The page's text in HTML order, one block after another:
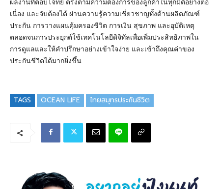
ผลงานที่ตอบโจทย์ ตรงตามความต้องการของลูกค้าในทุกมิติอย่างต่อ
เนื่อง และจับต้องได้ ผ่านความรู้ความเชี่ยวชาญทั้งด้านผลิตภัณฑ์
ประกัน การวางแผนคุ้มครองชีวิต การเงิน สุขภาพ และอุบัติเหตุ
ตลอดจนการประยุกต์ใช้เทคโนโลยีดิจิทัลเพื่อเพิ่มประสิทธิภาพใน
การดูแลและให้คำปรึกษาอย่างเข้าใจง่าย และเข้าถึงคุณค่าของ
ประกันชีวิตได้มากยิ่งขึ้น
TAGS OCEAN LIFE ไทยสมุทรประกันชีวิต